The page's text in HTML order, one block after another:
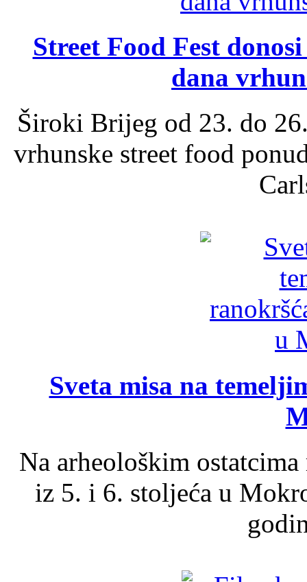
Street Food Fest
dana
Široki Brijeg od 23. do
vrhunske street food
Sveta misa na
Na arheološkim
iz 5. i 6. stoljeća u